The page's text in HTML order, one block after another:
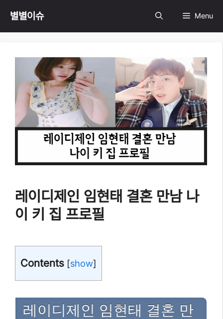
Skip
content
별별이슈 Menu
레이디제인 임현태 결혼 만남 나
이 키 집 프로필
Contents [show]
레이디제인 임현태 결혼 만